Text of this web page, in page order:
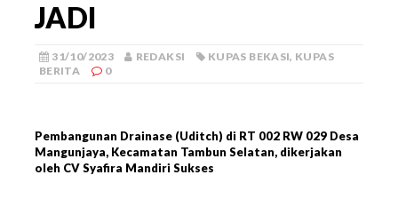
JADI
31/10/2023 REDAKSI KUPAS BEKASI, KUPAS
BERITA
0
Pembangunan Drainase (Uditch) di RT 002 RW 029 Desa
Mangunjaya, Kecamatan Tambun Selatan, dikerjakan
oleh CV Syafira Mandiri Sukses